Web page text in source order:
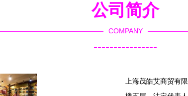
公司简介
COMPANY
----------------
上海茂皓艾商贸有